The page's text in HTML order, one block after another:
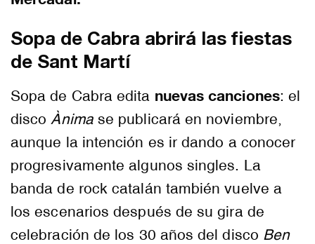
Sopa de Cabra abrirá las fiestas
de Sant Martí
Sopa de Cabra edita nuevas canciones: el
disco Ànimase publicará en noviembre,
aunque la intención es ir dando a conocer
progresivamente algunos singles. La
banda de rock catalán también vuelve a
los escenarios después de su gira de
celebración de los 30 años del disco Ben